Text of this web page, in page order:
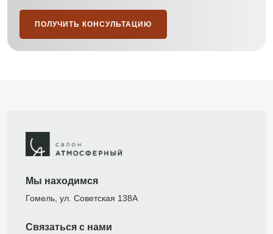
ПОЛУЧИТЬ КОНСУЛЬТАЦИЮ
Мы находимся
Гомель, ул. Советская 138А
Связаться с нами